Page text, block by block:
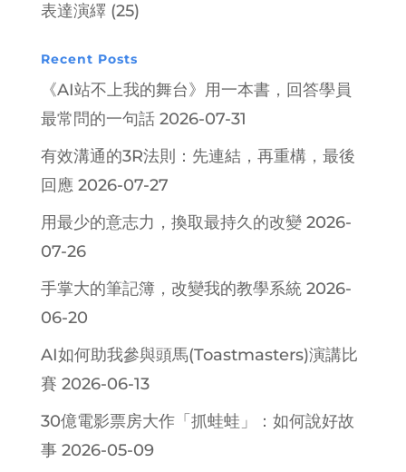
表達演繹 (25)
Recent Posts
《AI站不上我的舞台》用一本書，回答學員
最常問的一句話 2026-07-31
有效溝通的3R法則：先連結，再重構，最後
回應 2026-07-27
用最少的意志力，換取最持久的改變 2026-
07-26
手掌大的筆記簿，改變我的教學系統 2026-
06-20
AI如何助我參與頭馬(Toastmasters)演講比
賽 2026-06-13
30億電影票房大作「抓蛙蛙」：如何說好故
事 2026-05-09